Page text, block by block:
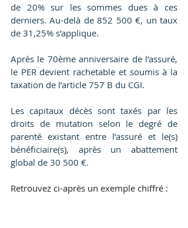
de 20% sur les sommes dues à ces
derniers. Au-delà de 852 500 €, un taux
de 31,25% s’applique.
Après le 70ème anniversaire de l’assuré,
le PER devient rachetable et soumis à la
taxation de l’article 757 B du CGI.
Les capitaux décès sont taxés par les
droits de mutation selon le degré de
parenté existant entre l’assuré et le(s)
bénéficiaire(s), après un abattement
global de 30 500 €.
Retrouvez ci-après un exemple chiffré :